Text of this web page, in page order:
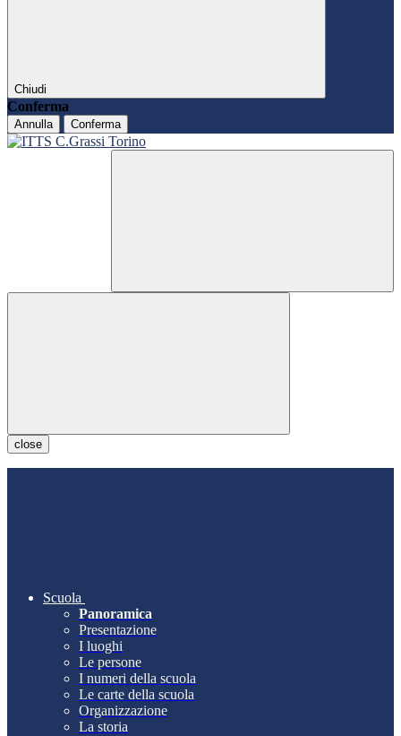
Chiudi
Conferma
Annulla Conferma
close
Scuola
Panoramica
Presentazione
I luoghi
Le persone
I numeri della scuola
Le carte della scuola
Organizzazione
La storia